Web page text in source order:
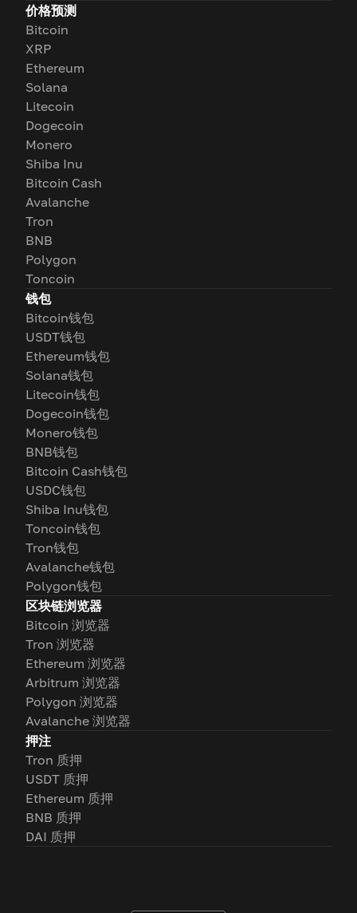
价格预测
Bitcoin
XRP
Ethereum
Solana
Litecoin
Dogecoin
Monero
Shiba Inu
Bitcoin Cash
Avalanche
Tron
BNB
Polygon
Toncoin
钱包
Bitcoin钱包
USDT钱包
Ethereum钱包
Solana钱包
Litecoin钱包
Dogecoin钱包
Monero钱包
BNB钱包
Bitcoin Cash钱包
USDC钱包
Shiba Inu钱包
Toncoin钱包
Tron钱包
Avalanche钱包
Polygon钱包
区块链浏览器
Bitcoin 浏览器
Tron 浏览器
Ethereum 浏览器
Arbitrum 浏览器
Polygon 浏览器
Avalanche 浏览器
押注
Tron 质押
USDT 质押
Ethereum 质押
BNB 质押
DAI 质押